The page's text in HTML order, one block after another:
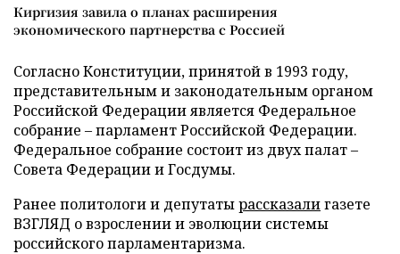
Киргизия завила о планах расширения
экономического партнерства с Россией
Согласно Конституции, принятой в 1993 году,
представительным и законодательным органом
Российской Федерации является Федеральное
собрание – парламент Российской Федерации.
Федеральное собрание состоит из двух палат –
Совета Федерации и Госдумы.
Ранее политологи и депутатырассказалигазете
ВЗГЛЯД о взрослении и эволюции системы
российского парламентаризма.